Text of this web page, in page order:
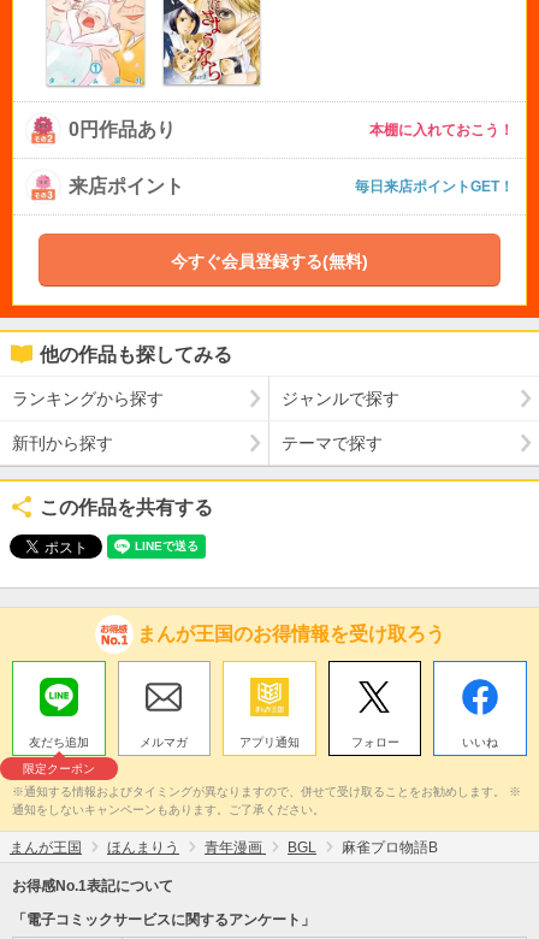
0円作品あり 本棚に入れておこう！
来店ポイント 毎日来店ポイントGET！
今すぐ会員登録する(無料)
他の作品も探してみる
ランキングから探す ジャンルで探す
新刊から探す テーマで探す
この作品を共有する
まんが王国のお得情報を受け取ろう
友だち追加
限定クーポン
メルマガ アプリ通知 フォロー いいね
※通知する情報およびタイミングが異なりますので、併せて受け取ることをお勧めします。 ※
通知をしないキャンペーンもあります。ご了承ください。
まんが王国 ほんまりう 青年漫画 BGL 麻雀プロ物語B
お得感No.1表記について
「電子コミックサービスに関するアンケート」